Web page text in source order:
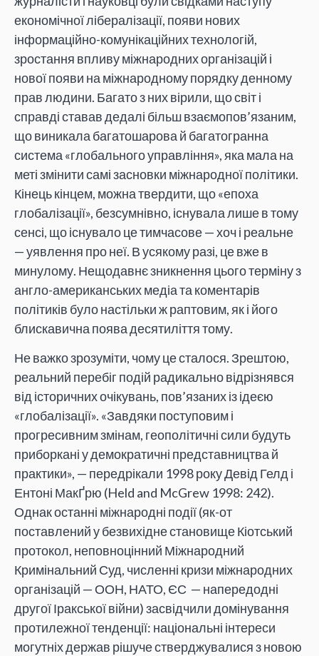
економічної лібералізації, появи нових
інформаційно-комунікаційних технологій,
зростання впливу міжнародних організацій і
нової появи на міжнародному порядку денному
прав людини. Багато з них вірили, що світ і
справді ставав дедалі більш взаємопов’язаним,
що виникала багатошарова й багатогранна
система «глобального управління», яка мала на
меті змінити самі засновки міжнародної політики.
Кінець кінцем, можна твердити, що «епоха
глобалізації», безсумнівно, існувала лише в тому
сенсі, що існувало це тимчасове — хоч і реальне
— уявлення про неї. В усякому разі, це вже в
минулому. Нещодавнє зникнення цього терміну з
англо-американських медіа та коментарів
політиків було настільки ж раптовим, як і його
блискавична поява десятиліття тому.
Не важко зрозуміти, чому це сталося. Зрештою,
реальний перебіг подій радикально відрізнявся
від історичних очікувань, пов’язаних із ідеєю
«глобалізації». «Завдяки поступовим і
прогресивним змінам, геополітичні сили будуть
приборкані у демократичні представництва й
практики», — передрікали 1998 року Девід Гелд і
Ентоні МакҐрю (Held and McGrew 1998: 242).
Однак останні міжнародні події (як-от
поставлений у безвихідне становище Кіотський
протокол, неповноцінний Міжнародний
Кримінальний Суд, численні кризи міжнародних
організацій — ООН, НАТО, ЄС — напередодні
другої Іракської війни) засвідчили домінування
протилежної тенденції: національні інтереси
могутніх держав рішуче стверджувалися з новою